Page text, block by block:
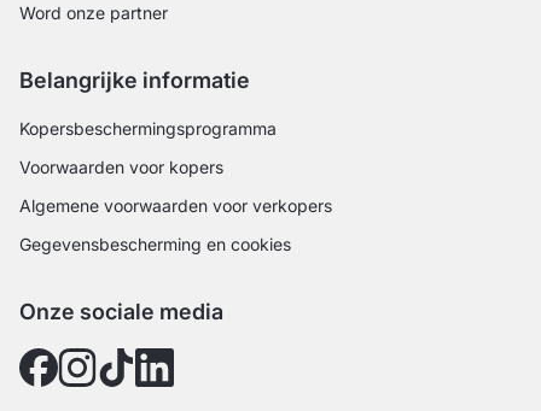
Word onze partner
Belangrijke informatie
Kopersbeschermingsprogramma
Voorwaarden voor kopers
Algemene voorwaarden voor verkopers
Gegevensbescherming en cookies
Onze sociale media